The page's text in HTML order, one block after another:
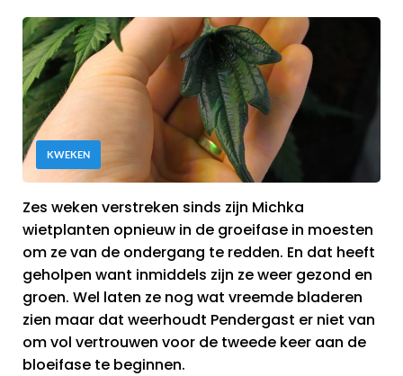
KWEKEN
Zes weken verstreken sinds zijn Michka
wietplanten opnieuw in de groeifase in moesten
om ze van de ondergang te redden. En dat heeft
geholpen want inmiddels zijn ze weer gezond en
groen. Wel laten ze nog wat vreemde bladeren
zien maar dat weerhoudt Pendergast er niet van
om vol vertrouwen voor de tweede keer aan de
bloeifase te beginnen.